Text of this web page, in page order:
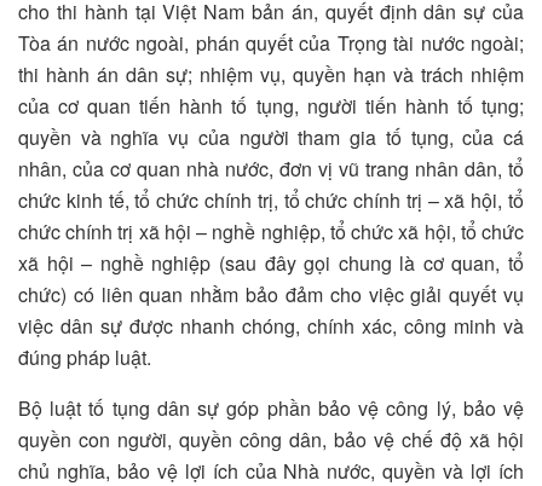
cho thi hành tại Việt Nam bản án, quyết định dân sự của
Tòa án nước ngoài, phán quyết của Trọng tài nước ngoài;
thi hành án dân sự; nhiệm vụ, quyền hạn và trách nhiệm
của cơ quan tiến hành tố tụng, người tiến hành tố tụng;
quyền và nghĩa vụ của người tham gia tố tụng, của cá
nhân, của cơ quan nhà nước, đơn vị vũ trang nhân dân, tổ
chức kinh tế, tổ chức chính trị, tổ chức chính trị – xã hội, tổ
chức chính trị xã hội – nghề nghiệp, tổ chức xã hội, tổ chức
xã hội – nghề nghiệp (sau đây gọi chung là cơ quan, tổ
chức) có liên quan nhằm bảo đảm cho việc giải quyết vụ
việc dân sự được nhanh chóng, chính xác, công minh và
đúng pháp luật.
Bộ luật tố tụng dân sự góp phần bảo vệ công lý, bảo vệ
quyền con người, quyền công dân, bảo vệ chế độ xã hội
chủ nghĩa, bảo vệ lợi ích của Nhà nước, quyền và lợi ích